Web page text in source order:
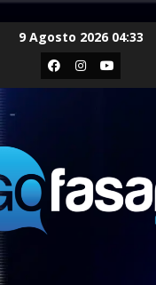
9 Agosto 2026 04:33
Facebook
Instagram
Youtube